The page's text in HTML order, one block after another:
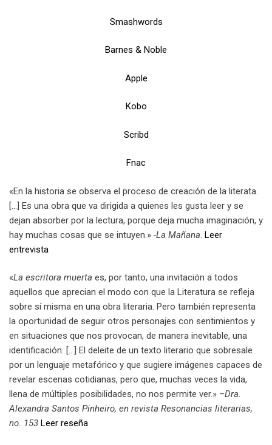
Smashwords
Barnes & Noble
Apple
Kobo
Scribd
Fnac
«En la historia se observa el proceso de creación de la literata.
[…] Es una obra que va dirigida a quienes les gusta leer y se
dejan absorber por la lectura, porque deja mucha imaginación, y
hay muchas cosas que se intuyen.» -La Mañana. Leer
entrevista
«La escritora muerta es, por tanto, una invitación a todos
aquellos que aprecian el modo con que la Literatura se refleja
sobre sí misma en una obra literaria. Pero también representa
la oportunidad de seguir otros personajes con sentimientos y
en situaciones que nos provocan, de manera inevitable, una
identificación. […] El deleite de un texto literario que sobresale
por un lenguaje metafórico y que sugiere imágenes capaces de
revelar escenas cotidianas, pero que, muchas veces la vida,
llena de múltiples posibilidades, no nos permite ver.» –Dra.
Alexandra Santos Pinheiro, en revista Resonancias literarias,
no. 153 Leer reseña